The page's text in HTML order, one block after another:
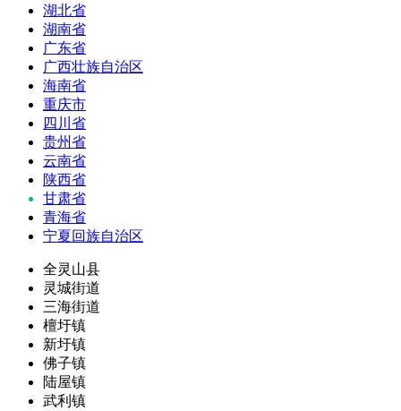
湖北省
湖南省
广东省
广西壮族自治区
海南省
重庆市
四川省
贵州省
云南省
陕西省
甘肃省
青海省
宁夏回族自治区
全灵山县
灵城街道
三海街道
檀圩镇
新圩镇
佛子镇
陆屋镇
武利镇